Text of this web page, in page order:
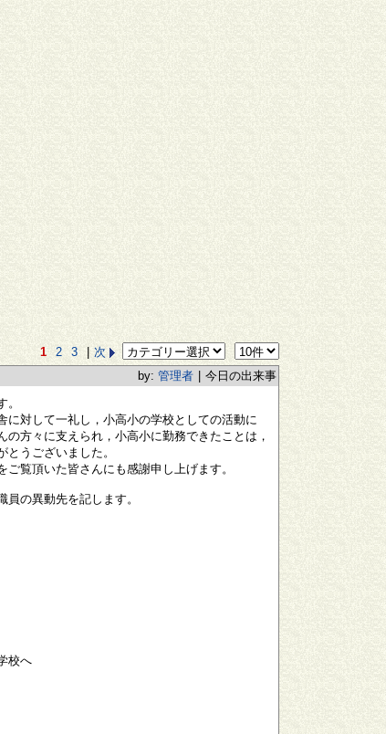
1
2 3
次
by: 管理者
今日の出来事
に対して一礼し，小高小の学校としての活動に
方々に支えられ，小高小に勤務できたことは，
うございました。
覧頂いた皆さんにも感謝申し上げます。
の異動先を記します。
校へ